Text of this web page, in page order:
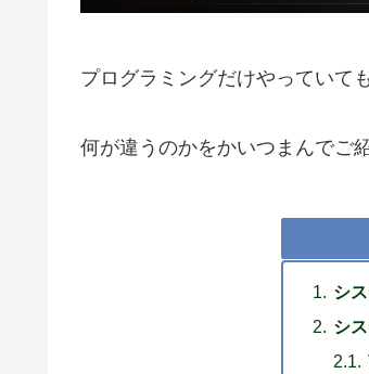
プログラミングだけやっていて
何が違うのかをかいつまんでご
シ
シ